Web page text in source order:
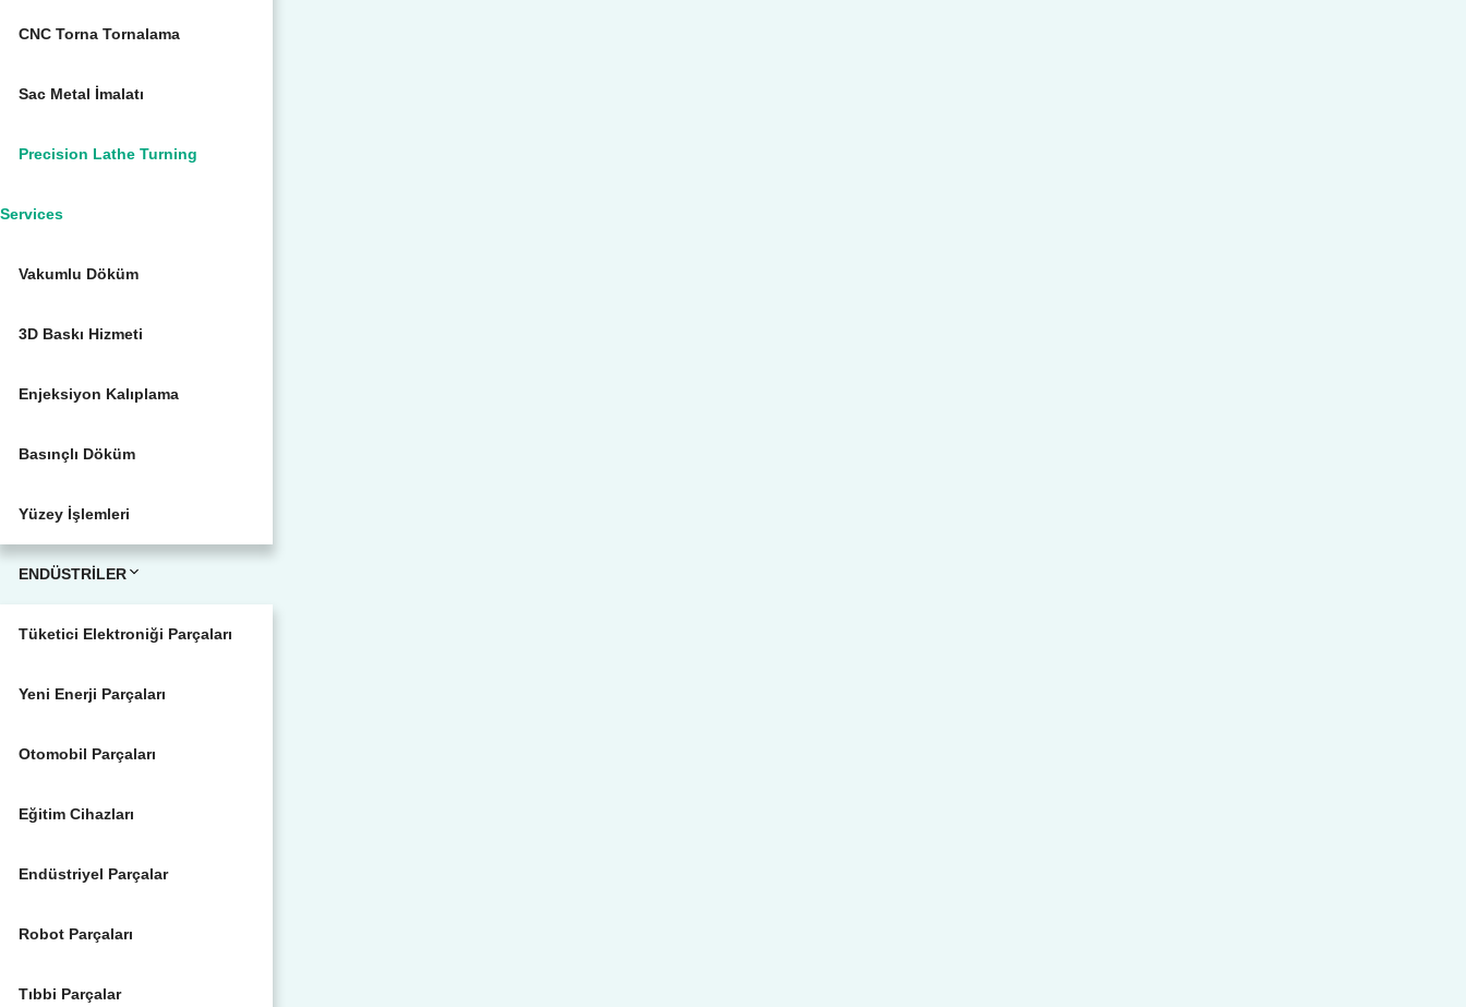
CNC Torna Tornalama
Sac Metal İmalatı
Precision Lathe Turning
Services
Vakumlu Döküm
3D Baskı Hizmeti
Enjeksiyon Kalıplama
Basınçlı Döküm
Yüzey İşlemleri
ENDÜSTRİLER
Tüketici Elektroniği Parçaları
Yeni Enerji Parçaları
Otomobil Parçaları
Eğitim Cihazları
Endüstriyel Parçalar
Robot Parçaları
Tıbbi Parçalar